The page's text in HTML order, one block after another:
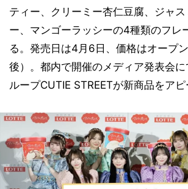
ティー、クリーミー杏仁豆腐、ジャ
ー、マンゴーラッシーの4種類のフレ
る。発売日は4月6日、価格はオープ
後）。都内で開催のメディア発表会
ループCUTIE STREETが新商品をアピ